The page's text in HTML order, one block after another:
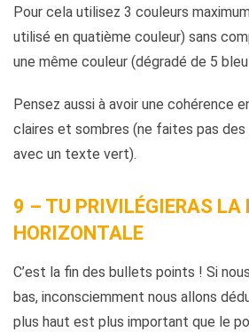
Pour cela utilisez 3 couleurs
utilisé en quatième couleur) sans
une même couleur (dégradé de 5
Pensez aussi à avoir une cohérence
claires et sombres (ne faites pas
avec un texte vert).
9 – TU PRIVILÉGIERAS LA
HORIZONTALE
C’est la fin des bullets points ! Si
bas, inconsciemment nous allons
plus haut est plus important que le